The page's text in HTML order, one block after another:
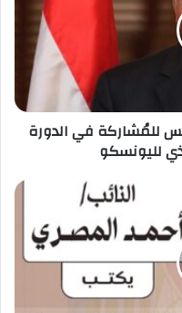
للمُشاركة في الدورة